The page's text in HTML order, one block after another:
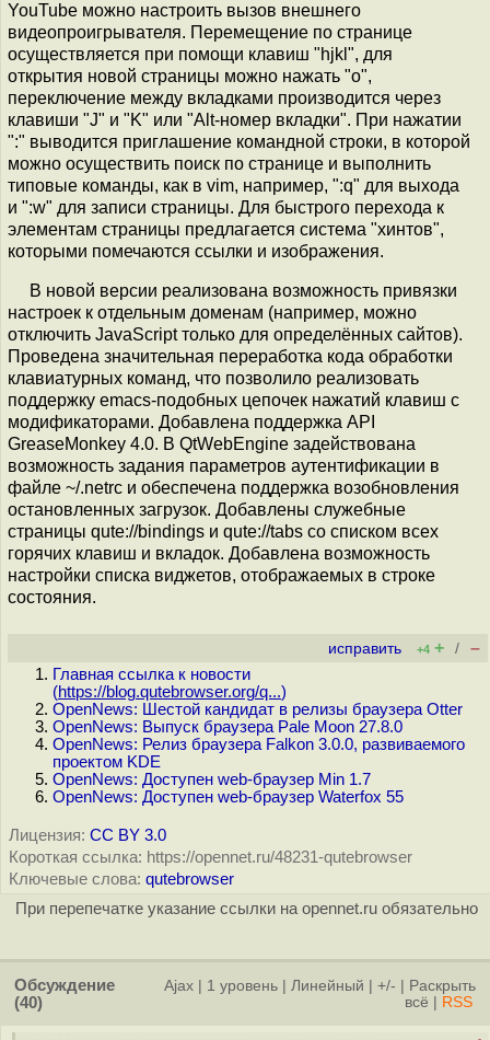
YouTube можно настроить вызов внешнего
видеопроигрывателя. Перемещение по странице
осуществляется при помощи клавиш "hjkl", для
открытия новой страницы можно нажать "o",
переключение между вкладками производится через
клавиши "J" и "K" или "Alt-номер вкладки". При нажатии
":" выводится приглашение командной строки, в которой
можно осуществить поиск по странице и выполнить
типовые команды, как в vim, например, ":q" для выхода
и ":w" для записи страницы. Для быстрого перехода к
элементам страницы предлагается система "хинтов",
которыми помечаются ссылки и изображения.
В новой версии реализована возможность привязки
настроек к отдельным доменам (например, можно
отключить JavaScript только для определённых сайтов).
Проведена значительная переработка кода обработки
клавиатурных команд, что позволило реализовать
поддержку emacs-подобных цепочек нажатий клавиш с
модификаторами. Добавлена поддержка API
GreaseMonkey 4.0. В QtWebEngine задействована
возможность задания параметров аутентификации в
файле ~/.netrc и обеспечена поддержка возобновления
остановленных загрузок. Добавлены служебные
страницы qute://bindings и qute://tabs со списком всех
горячих клавиш и вкладок. Добавлена возможность
настройки списка виджетов, отображаемых в строке
состояния.
исправить +4 + / –
Главная ссылка к новости
(https://blog.qutebrowser.org/q...)
OpenNews: Шестой кандидат в релизы браузера Otter
OpenNews: Выпуск браузера Pale Moon 27.8.0
OpenNews: Релиз браузера Falkon 3.0.0, развиваемого
проектом KDE
OpenNews: Доступен web-браузер Min 1.7
OpenNews: Доступен web-браузер Waterfox 55
Лицензия: CC BY 3.0
Короткая ссылка: https://opennet.ru/48231-qutebrowser
Ключевые слова: qutebrowser
При перепечатке указание ссылки на opennet.ru обязательно
Обсуждение
(40)
Ajax 1 уровень Линейный +/-
Раскрыть
всё
RSS